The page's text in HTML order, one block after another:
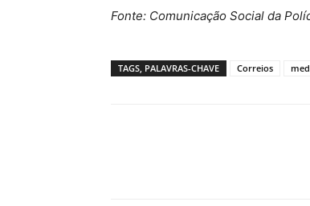
Fonte: Comunicação Social da
TAGS, PALAVRAS-CHAVE Correios